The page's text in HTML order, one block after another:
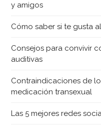
y amigos
Cómo saber si te gusta
Consejos para convivir
auditivas
Contraindicaciones de
medicación transexual
Las 5 mejores redes